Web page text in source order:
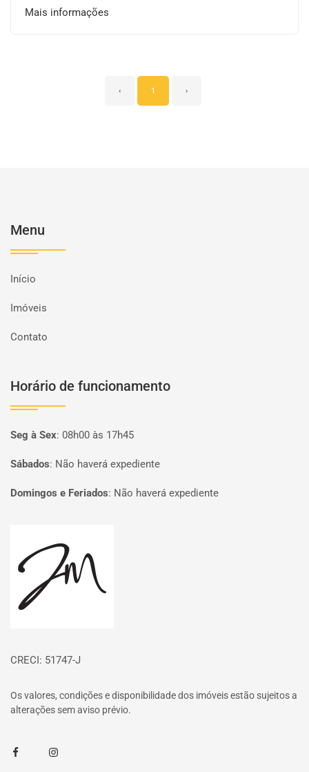
Mais informações
‹ 1 ›
Menu
Início
Imóveis
Contato
Horário de funcionamento
Seg à Sex: 08h00 às 17h45
Sábados: Não haverá expediente
Domingos e Feriados: Não haverá expediente
CRECI: 51747-J
Os valores, condições e disponibilidade dos imóveis estão sujeitos a
alterações sem aviso prévio.
FacebookInstagram